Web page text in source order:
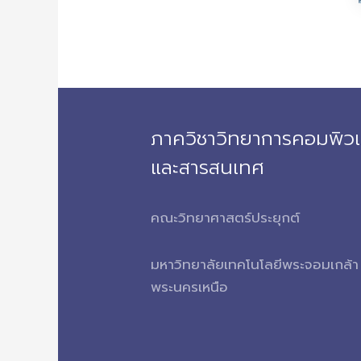
ภาควิชาวิทยาการคอมพิว
และสารสนเทศ
คณะวิทยาศาสตร์ประยุกต์
มหาวิทยาลัยเทคโนโลยีพระจอมเกล้า
พระนครเหนือ